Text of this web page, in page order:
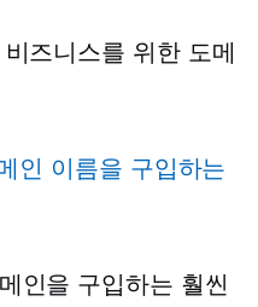
즈니스를 위한 도메
인 이름을 구입하는
인을 구입하는 훨씬